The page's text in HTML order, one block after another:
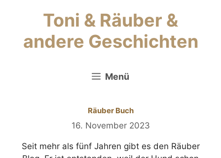
Inhalt
springen
Toni & Räuber &
andere Geschichten
Menü
Räuber Buch
16. November 2023
Seit mehr als fünf Jahren gibt es den Räuber